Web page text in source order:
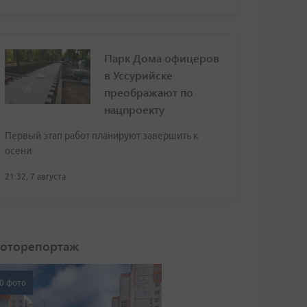
Парк Дома офицеров
в Уссурийске
преображают по
нацпроекту
Первый этап работ планируют завершить к
осени
21:32, 7 августа
фото